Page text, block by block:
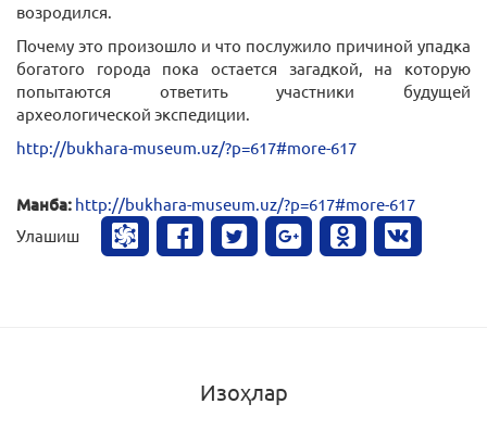
возродился.
Почему это произошло и что послужило причиной упадка
богатого города пока остается загадкой, на которую
попытаются ответить участники будущей
археологической экспедиции.
http://bukhara-museum.uz/?p=617#more-617
Манба: http://bukhara-museum.uz/?p=617#more-617
Улашиш
Изоҳлар